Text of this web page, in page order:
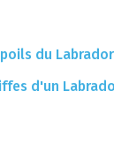
du
d'un